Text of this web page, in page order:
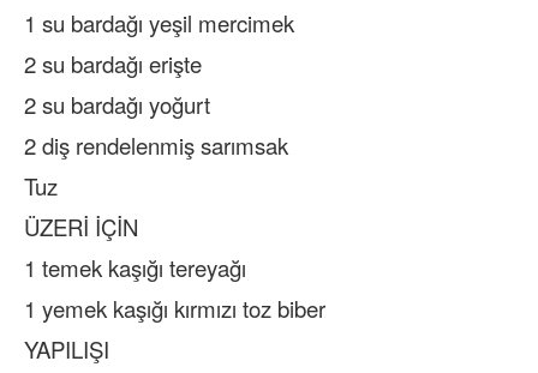
1 su bardağı yeşil mercimek
2 su bardağı erişte
2 su bardağı yoğurt
2 diş rendelenmiş sarımsak
Tuz
ÜZERİ İÇİN
1 temek kaşığı tereyağı
1 yemek kaşığı kırmızı toz biber
YAPILIŞI